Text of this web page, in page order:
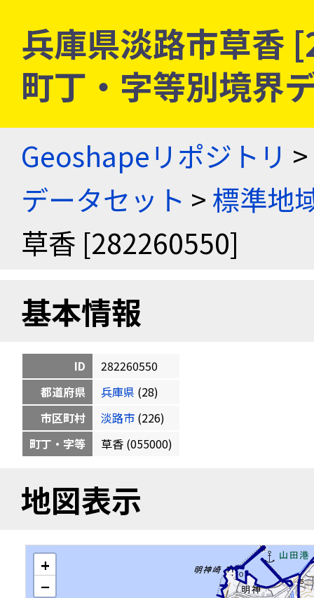
兵庫県淡路市草香
町丁・字等別境界
Geoshapeリポジトリ >
データセット >標準地
草香 [282260550]
基本情報
ID
282260550
都道府県
兵庫県 (28)
市区町村
淡路市 (226)
町丁・字等
草香 (055000)
地図表示
+
−